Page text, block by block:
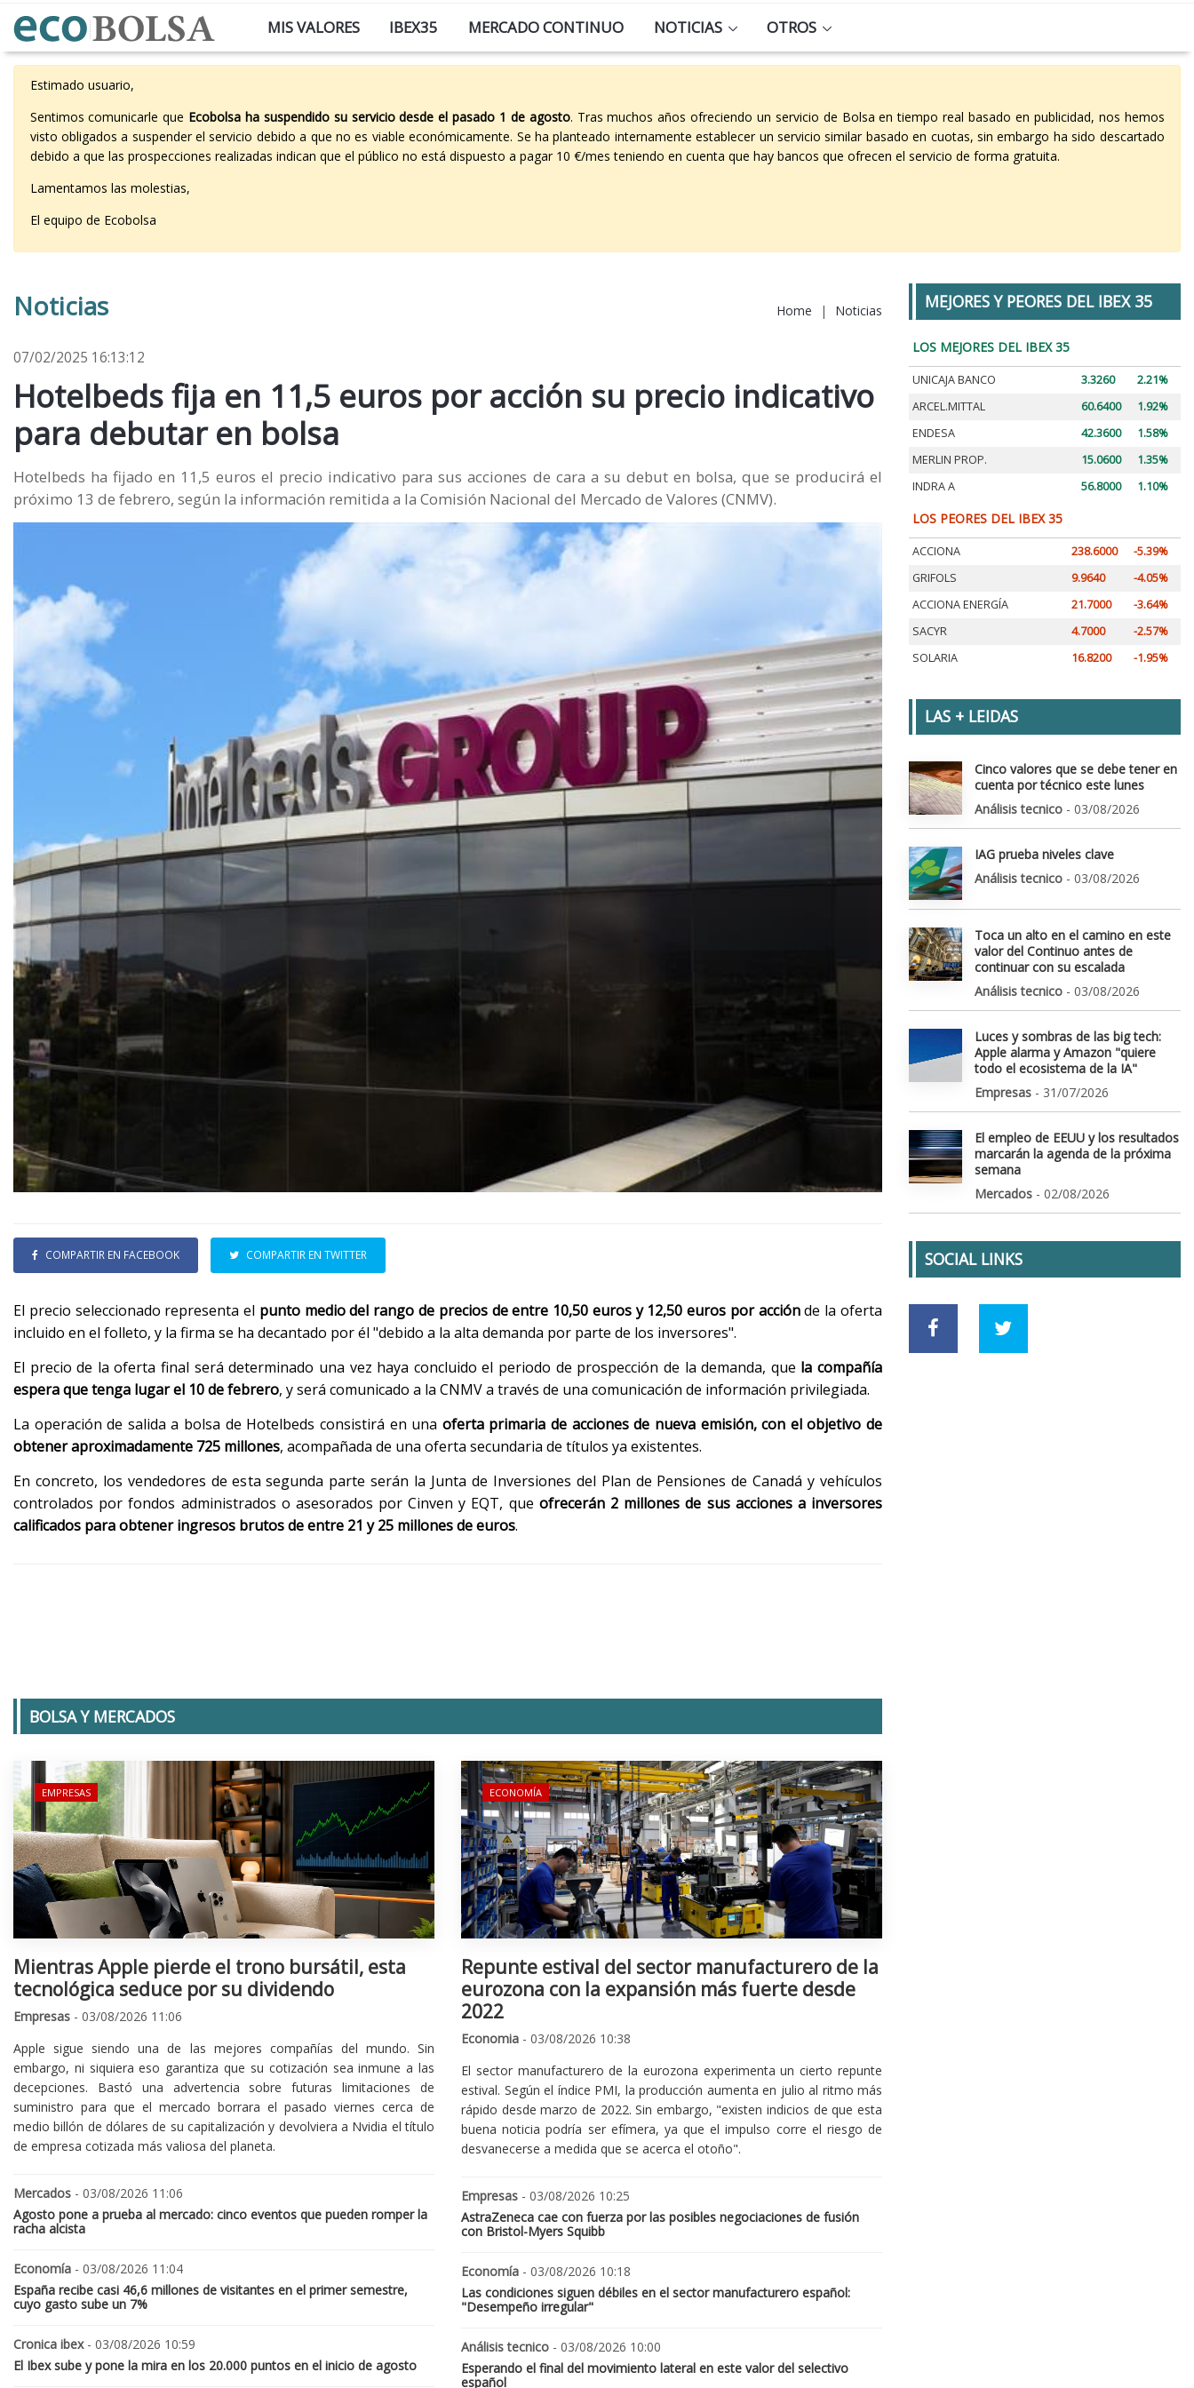
MIS VALORES IBEX35 MERCADO CONTINUO NOTICIAS OTROS
Estimado usuario,
Sentimos comunicarle que Ecobolsa ha suspendido su servicio desde el pasado 1 de agosto. Tras muchos años ofreciendo un servicio de Bolsa en tiempo real basado en publicidad, nos hemos
visto obligados a suspender el servicio debido a que no es viable económicamente. Se ha planteado internamente establecer un servicio similar basado en cuotas, sin embargo ha sido descartado
debido a que las prospecciones realizadas indican que el público no está dispuesto a pagar 10 €/mes teniendo en cuenta que hay bancos que ofrecen el servicio de forma gratuita.
Lamentamos las molestias,
El equipo de Ecobolsa
Noticias Home | Noticias
07/02/2025 16:13:12
Hotelbeds fija en 11,5 euros por acción su precio indicativo
para debutar en bolsa
Hotelbeds ha fijado en 11,5 euros el precio indicativo para sus acciones de cara a su debut en bolsa, que se producirá el
próximo 13 de febrero, según la información remitida a la Comisión Nacional del Mercado de Valores (CNMV).
COMPARTIR EN FACEBOOK COMPARTIR EN TWITTER
El precio seleccionado representa el punto medio del rango de precios de entre 10,50 euros y 12,50 euros por acciónde la oferta
incluido en el folleto, y la firma se ha decantado por él "debido a la alta demanda por parte de los inversores".
El precio de la oferta final será determinado una vez haya concluido el periodo de prospección de la demanda, que la compañía
espera que tenga lugar el 10 de febrero, y será comunicado a la CNMV a través de una comunicación de información privilegiada.
La operación de salida a bolsa de Hotelbeds consistirá en una oferta primaria de acciones de nueva emisión, con el objetivo de
obtener aproximadamente 725 millones, acompañada de una oferta secundaria de títulos ya existentes.
En concreto, los vendedores de esta segunda parte serán la Junta de Inversiones del Plan de Pensiones de Canadá y vehículos
controlados por fondos administrados o asesorados por Cinven y EQT, que ofrecerán 2 millones de sus acciones a inversores
calificados para obtener ingresos brutos de entre 21 y 25 millones de euros.
BOLSA Y MERCADOS
EMPRESAS
Mientras Apple pierde el trono bursátil, esta
tecnológica seduce por su dividendo
Empresas - 03/08/2026 11:06
Apple sigue siendo una de las mejores compañías del mundo. Sin
embargo, ni siquiera eso garantiza que su cotización sea inmune a las
decepciones. Bastó una advertencia sobre futuras limitaciones de
suministro para que el mercado borrara el pasado viernes cerca de
medio billón de dólares de su capitalización y devolviera a Nvidia el título
de empresa cotizada más valiosa del planeta.
Mercados - 03/08/2026 11:06
Agosto pone a prueba al mercado: cinco eventos que pueden romper la
racha alcista
Economía - 03/08/2026 11:04
España recibe casi 46,6 millones de visitantes en el primer semestre,
cuyo gasto sube un 7%
Cronica ibex- 03/08/2026 10:59
El Ibex sube y pone la mira en los 20.000 puntos en el inicio de agosto
ECONOMÍA
Repunte estival del sector manufacturero de la
eurozona con la expansión más fuerte desde
2022
Economia - 03/08/2026 10:38
El sector manufacturero de la eurozona experimenta un cierto repunte
estival. Según el índice PMI, la producción aumenta en julio al ritmo más
rápido desde marzo de 2022. Sin embargo, "existen indicios de que esta
buena noticia podría ser efímera, ya que el impulso corre el riesgo de
desvanecerse a medida que se acerca el otoño".
Empresas - 03/08/2026 10:25
AstraZeneca cae con fuerza por las posibles negociaciones de fusión
con Bristol-Myers Squibb
Economía - 03/08/2026 10:18
Las condiciones siguen débiles en el sector manufacturero español:
"Desempeño irregular"
Análisis tecnico - 03/08/2026 10:00
Esperando el final del movimiento lateral en este valor del selectivo
español
MEJORES Y PEORES DEL IBEX 35
LOS MEJORES DEL IBEX 35
UNICAJA BANCO 3.3260
2.21%
ARCEL.MITTAL
60.6400
1.92%
ENDESA
42.3600
1.58%
MERLIN PROP.
15.0600
1.35%
INDRA A
56.8000 1.10%
LOS PEORES DEL IBEX 35
ACCIONA 238.6000
-5.39%
GRIFOLS
9.9640
-4.05%
ACCIONA ENERGÍA
21.7000
-3.64%
SACYR
4.7000
-2.57%
SOLARIA
16.8200 -1.95%
LAS + LEIDAS
Cinco valores que se debe tener en
cuenta por técnico este lunes
Análisis tecnico - 03/08/2026
IAG prueba niveles clave
Análisis tecnico - 03/08/2026
Toca un alto en el camino en este
valor del Continuo antes de
continuar con su escalada
Análisis tecnico - 03/08/2026
Luces y sombras de las big tech:
Apple alarma y Amazon "quiere
todo el ecosistema de la IA"
Empresas - 31/07/2026
El empleo de EEUU y los resultados
marcarán la agenda de la próxima
semana
Mercados - 02/08/2026
SOCIAL LINKS